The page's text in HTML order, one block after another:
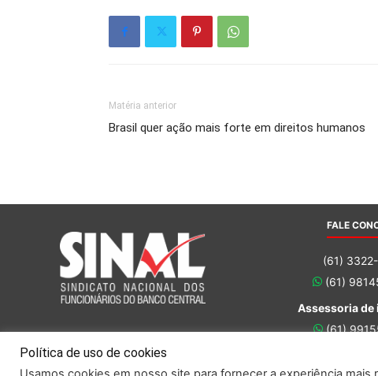
Matéria anterior
Brasil quer ação mais forte em direitos humanos
FALE
(61)
(61)
Assessoria de
(61)
Política de uso de cookies